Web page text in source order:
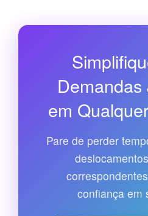
em
Pare de perder
confiança em